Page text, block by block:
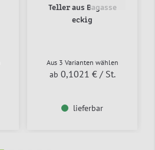
Teller aus Bagasse
eckig
Aus 3 Varianten wählen
ab 0,1021 € / St.
lieferbar